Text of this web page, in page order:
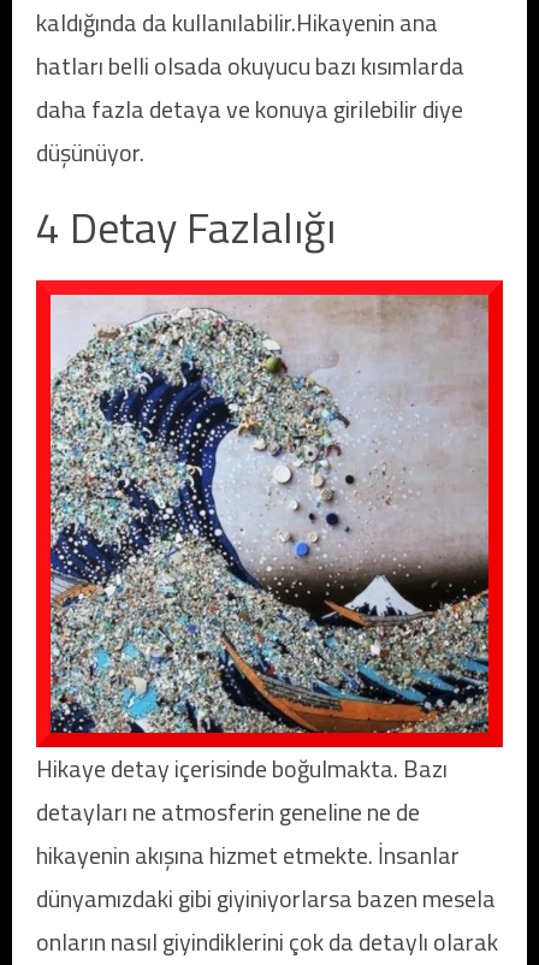
kaldığında da kullanılabilir.Hikayenin ana
hatları belli olsada okuyucu bazı kısımlarda
daha fazla detaya ve konuya girilebilir diye
düşünüyor.
4 Detay Fazlalığı
Hikaye detay içerisinde boğulmakta. Bazı
detayları ne atmosferin geneline ne de
hikayenin akışına hizmet etmekte. İnsanlar
dünyamızdaki gibi giyiniyorlarsa bazen mesela
onların nasıl giyindiklerini çok da detaylı olarak